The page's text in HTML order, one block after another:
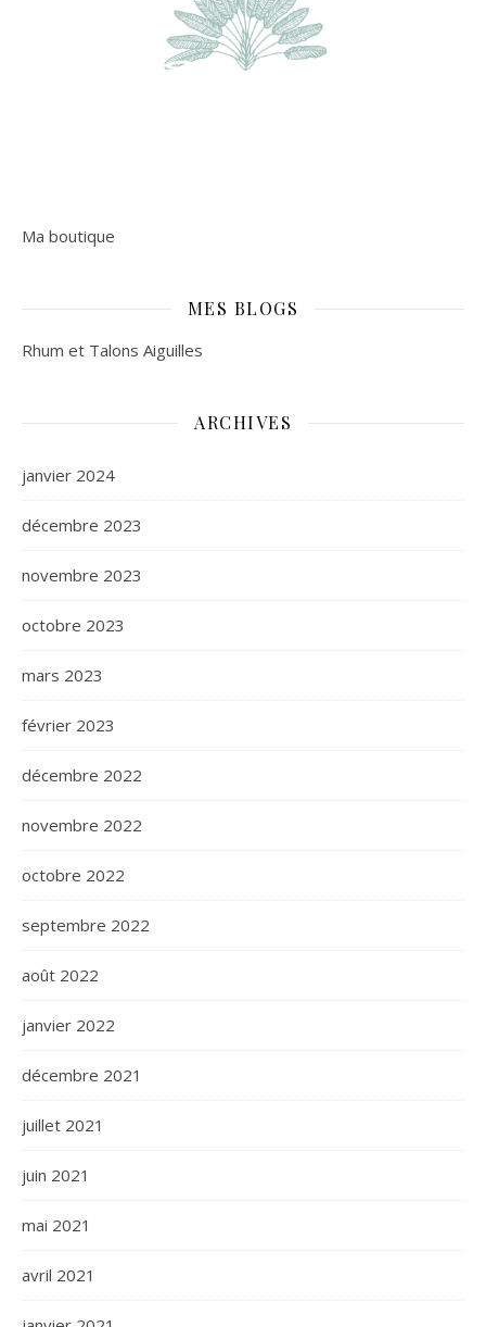
Ma boutique
MES BLOGS
Rhum et Talons Aiguilles
ARCHIVES
janvier 2024
décembre 2023
novembre 2023
octobre 2023
mars 2023
février 2023
décembre 2022
novembre 2022
octobre 2022
septembre 2022
août 2022
janvier 2022
décembre 2021
juillet 2021
juin 2021
mai 2021
avril 2021